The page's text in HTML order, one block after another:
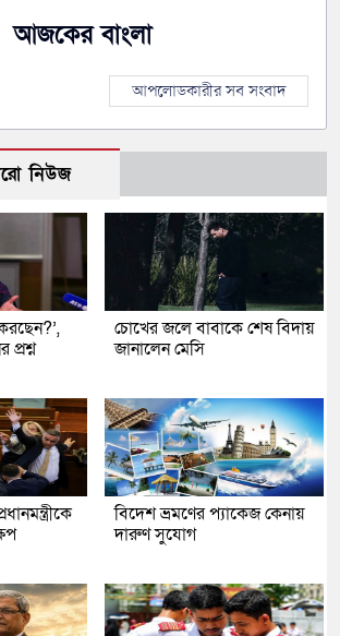
আজকের বাংলা
আপলোডকারীর সব সংবাদ
নিউজ
চোখের জলে বাবাকে শেষ বিদায়
জানালেন মেসি
বিদেশ ভ্রমণের প্যাকেজ কেনায়
দারুণ সুযোগ